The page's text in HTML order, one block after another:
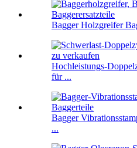
Bagger Holzgreifer
Hochleistungs-
für ...
Bagger
...